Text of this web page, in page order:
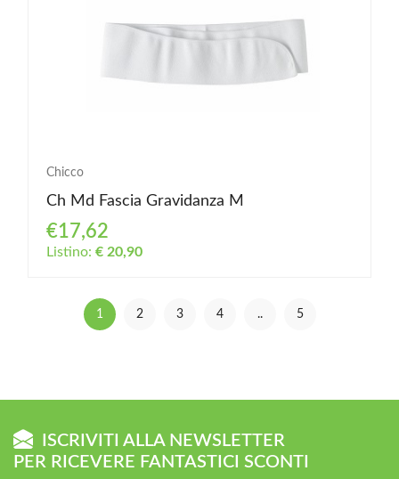
Chicco
Ch Md Fascia Gravidanza M
€17,62
Listino: € 20,90
1 2 3 4 .. 5
ISCRIVITI ALLA NEWSLETTER
PER RICEVERE FANTASTICI SCONTI